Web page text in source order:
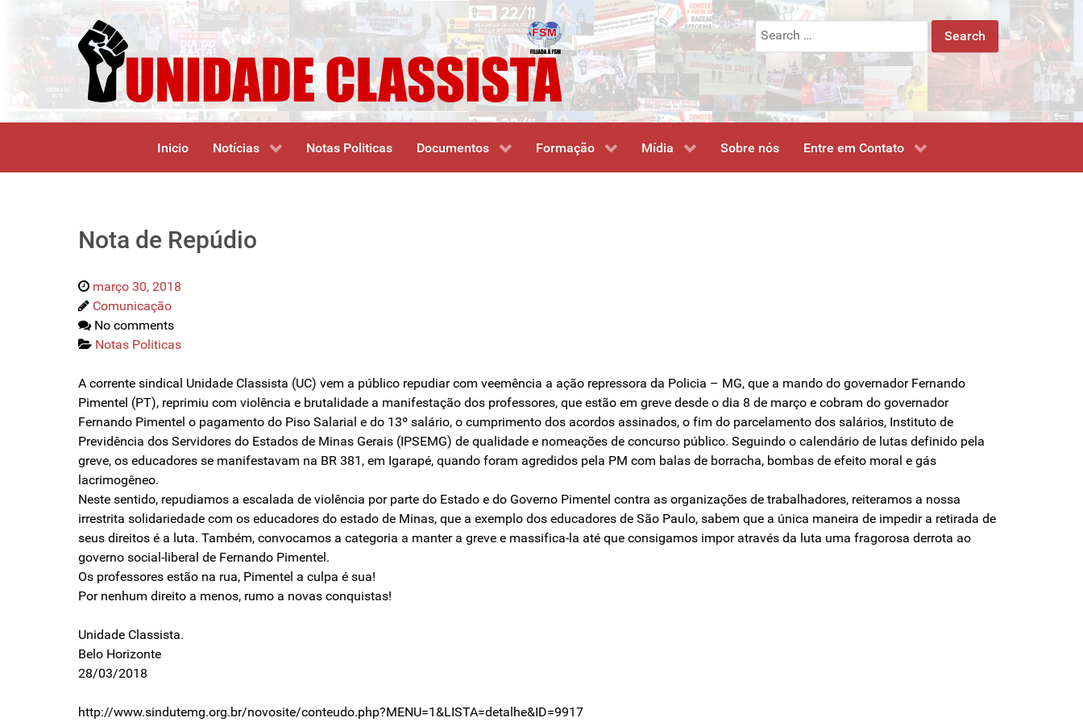
Search
for:
Inicio Notícias Notas Politicas Documentos Formação Mídia Sobre nós Entre em Contato
Nota de Repúdio
março 30, 2018
Comunicação
No comments
Notas Politicas
A corrente sindical Unidade Classista (UC) vem a público repudiar com veemência a ação repressora da Policia – MG, que a mando do governador Fernando
Pimentel (PT), reprimiu com violência e brutalidade a manifestação dos professores, que estão em greve desde o dia 8 de março e cobram do governador
Fernando Pimentel o pagamento do Piso Salarial e do 13º salário, o cumprimento dos acordos assinados, o fim do parcelamento dos salários, Instituto de
Previdência dos Servidores do Estados de Minas Gerais (IPSEMG) de qualidade e nomeações de concurso público. Seguindo o calendário de lutas definido pela
greve, os educadores se manifestavam na BR 381, em Igarapé, quando foram agredidos pela PM com balas de borracha, bombas de efeito moral e gás
lacrimogêneo.
Neste sentido, repudiamos a escalada de violência por parte do Estado e do Governo Pimentel contra as organizações de trabalhadores, reiteramos a nossa
irrestrita solidariedade com os educadores do estado de Minas, que a exemplo dos educadores de São Paulo, sabem que a única maneira de impedir a retirada de
seus direitos é a luta. Também, convocamos a categoria a manter a greve e massifica-la até que consigamos impor através da luta uma fragorosa derrota ao
governo social-liberal de Fernando Pimentel.
Os professores estão na rua, Pimentel a culpa é sua!
Por nenhum direito a menos, rumo a novas conquistas!
Unidade Classista.
Belo Horizonte
28/03/2018
http://www.sindutemg.org.br/novosite/conteudo.php?MENU=1&LISTA=detalhe&ID=9917